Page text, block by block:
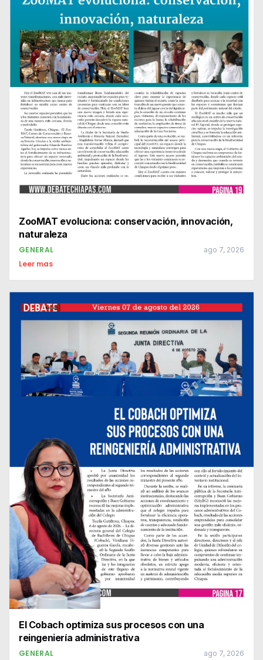
ZooMAT evoluciona: conservación, innovación,
naturaleza
GENERAL ago 7, 2026
Leer mas
El Cobach optimiza sus procesos con una
reingeniería administrativa
GENERAL ago 7, 2026